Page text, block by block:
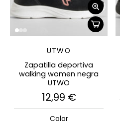
UTWO
Zapatilla deportiva
walking women negra
UTWO
12,99 €
Color